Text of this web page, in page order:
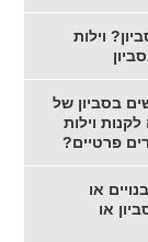
וילות
בסביון של
וילות
פרטיים?
או
או